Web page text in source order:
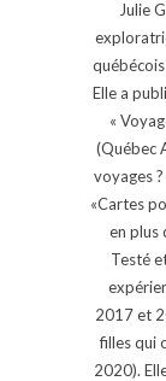
Julie
Elle a
«
(Québec
voyages
«Cartes
en plus
Testé
2017 et
filles qui
2020).